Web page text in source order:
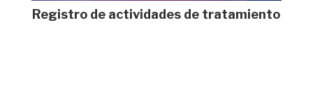
Registro de actividades de tratamiento